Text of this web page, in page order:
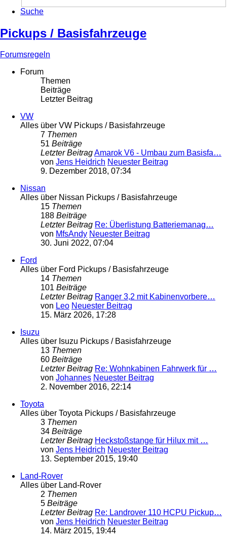
Suche
Pickups / Basisfahrzeuge
Forumsregeln
Forum
Themen
Beiträge
Letzter Beitrag
VW
Alles über VW Pickups / Basisfahrzeuge
7 Themen
51 Beiträge
Letzter BeitragAmarok V6 - Umbau zum Basisfa…
von Jens Heidrich Neuester Beitrag
9. Dezember 2018, 07:34
Nissan
Alles über Nissan Pickups / Basisfahrzeuge
15 Themen
188 Beiträge
Letzter Beitrag Re: Überlistung Batteriemanag…
von MfsAndy Neuester Beitrag
30. Juni 2022, 07:04
Ford
Alles über Ford Pickups / Basisfahrzeuge
14 Themen
101 Beiträge
Letzter Beitrag Ranger 3,2 mit Kabinenvorbere…
von Leo Neuester Beitrag
15. März 2026, 17:28
Isuzu
Alles über Isuzu Pickups / Basisfahrzeuge
13 Themen
60 Beiträge
Letzter Beitrag Re: Wohnkabinen Fahrwerk für …
von Johannes Neuester Beitrag
2. November 2016, 22:14
Toyota
Alles über Toyota Pickups / Basisfahrzeuge
3 Themen
34 Beiträge
Letzter Beitrag Heckstoßstange für Hilux mit …
von Jens Heidrich Neuester Beitrag
13. September 2015, 19:40
Land-Rover
Alles über Land-Rover
2 Themen
5 Beiträge
Letzter Beitrag Re: Landrover 110 HCPU Pickup…
von Jens Heidrich Neuester Beitrag
14. März 2015, 19:44